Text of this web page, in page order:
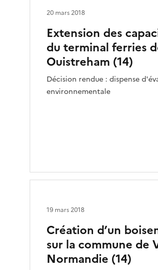
Extension des
du terminal ferries
Ouistreham (14)
Décision rendue : dispense
environnementale
20 mars 2018
Création d’un
sur la commune de
Normandie (14)
19 mars 2018